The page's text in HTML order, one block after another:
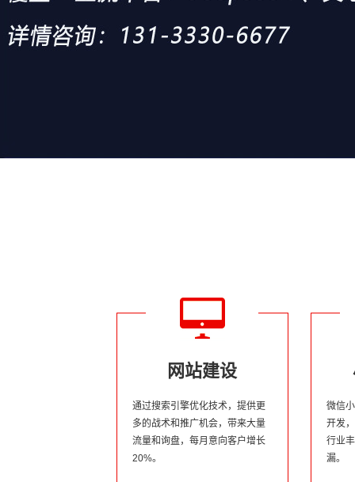
网站建设
通过搜索引擎优化技术，提供更
多的战术和推广机会，带来大量
流量和询盘，每月意向客户增长
20%。
微信
开发
行业
漏。